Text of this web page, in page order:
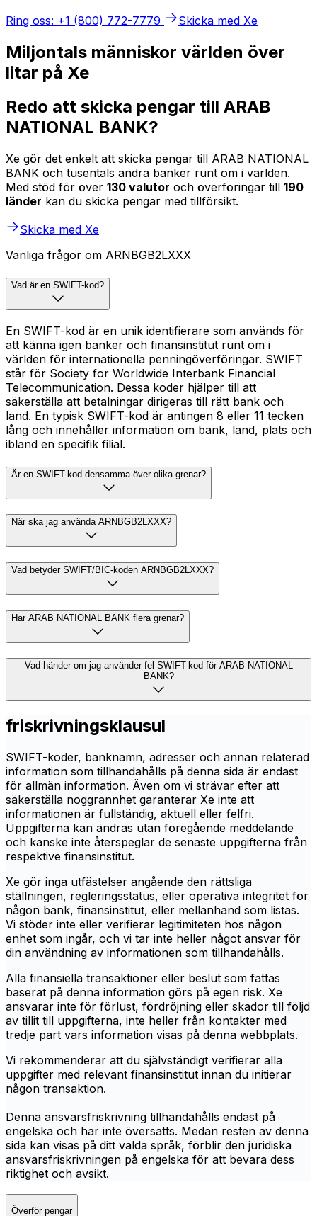
Ring oss: +1 (800) 772-7779
Skicka med Xe
Miljontals människor världen över
litar på Xe
Redo att skicka pengar till ARAB
NATIONAL BANK?
Xe gör det enkelt att skicka pengar till ARAB NATIONAL
BANK och tusentals andra banker runt om i världen.
Med stöd för över 130 valutor och överföringar till 190
länder kan du skicka pengar med tillförsikt.
Skicka med Xe
Vanliga frågor om ARNBGB2LXXX
Vad är en SWIFT-kod?
En SWIFT-kod är en unik identifierare som används för
att känna igen banker och finansinstitut runt om i
världen för internationella penningöverföringar. SWIFT
står för Society for Worldwide Interbank Financial
Telecommunication. Dessa koder hjälper till att
säkerställa att betalningar dirigeras till rätt bank och
land. En typisk SWIFT-kod är antingen 8 eller 11 tecken
lång och innehåller information om bank, land, plats och
ibland en specifik filial.
Är en SWIFT-kod densamma över olika grenar?
När ska jag använda ARNBGB2LXXX?
Vad betyder SWIFT/BIC-koden ARNBGB2LXXX?
Har ARAB NATIONAL BANK flera grenar?
Vad händer om jag använder fel SWIFT-kod för ARAB NATIONAL
BANK?
friskrivningsklausul
SWIFT-koder, banknamn, adresser och annan relaterad
information som tillhandahålls på denna sida är endast
för allmän information. Även om vi strävar efter att
säkerställa noggrannhet garanterar Xe inte att
informationen är fullständig, aktuell eller felfri.
Uppgifterna kan ändras utan föregående meddelande
och kanske inte återspeglar de senaste uppgifterna från
respektive finansinstitut.
Xe gör inga utfästelser angående den rättsliga
ställningen, regleringsstatus, eller operativa integritet för
någon bank, finansinstitut, eller mellanhand som listas.
Vi stöder inte eller verifierar legitimiteten hos någon
enhet som ingår, och vi tar inte heller något ansvar för
din användning av informationen som tillhandahålls.
Alla finansiella transaktioner eller beslut som fattas
baserat på denna information görs på egen risk. Xe
ansvarar inte för förlust, fördröjning eller skador till följd
av tillit till uppgifterna, inte heller från kontakter med
tredje part vars information visas på denna webbplats.
Vi rekommenderar att du självständigt verifierar alla
uppgifter med relevant finansinstitut innan du initierar
någon transaktion.
Denna ansvarsfriskrivning tillhandahålls endast på
engelska och har inte översatts. Medan resten av denna
sida kan visas på ditt valda språk, förblir den juridiska
ansvarsfriskrivningen på engelska för att bevara dess
riktighet och avsikt.
Överför pengar